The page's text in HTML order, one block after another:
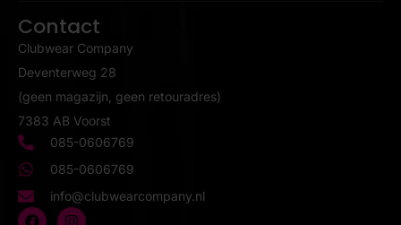
Contact
Clubwear Company
Deventerweg 28
(geen magazijn, geen retouradres)
7383 AB Voorst
085-0606769
085-0606769
info@clubwearcompany.nl